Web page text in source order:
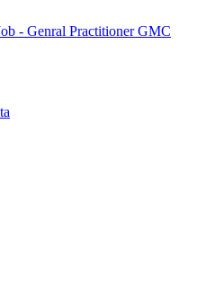
- Genral Practitioner GMC